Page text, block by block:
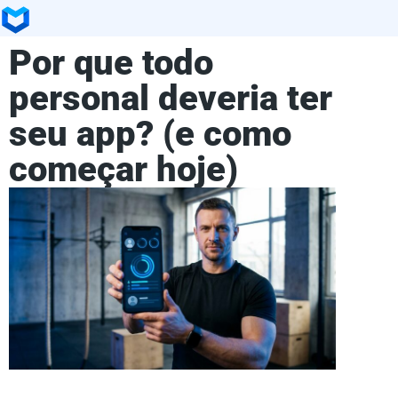
Por que todo
personal deveria ter
seu app? (e como
começar hoje)